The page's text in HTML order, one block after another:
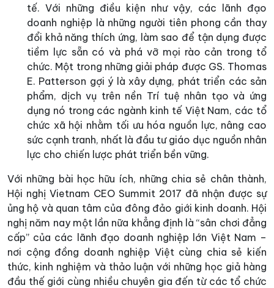
tế. Với những điều kiện như vậy, các lãnh đạo
doanh nghiệp là những người tiên phong cần thay
đổi khả năng thích ứng, làm sao để tận dụng được
tiềm lực sẵn có và phá vỡ mọi rào cản trong tổ
chức. Một trong những giải pháp được GS. Thomas
E. Patterson gợi ý là xây dựng, phát triển các sản
phẩm, dịch vụ trên nền Trí tuệ nhân tạo và ứng
dụng nó trong các ngành kinh tế Việt Nam, các tổ
chức xã hội nhằm tối ưu hóa nguồn lực, nâng cao
sức cạnh tranh, nhất là đầu tư giáo dục nguồn nhân
lực cho chiến lược phát triển bền vững.
Với những bài học hữu ích, những chia sẻ chân thành,
Hội nghị Vietnam CEO Summit 2017 đã nhận được sự
ủng hộ và quan tâm của đông đảo giới kinh doanh. Hội
nghị năm nay một lần nữa khẳng định là “sân chơi đẳng
cấp” của các lãnh đạo doanh nghiệp lớn Việt Nam –
nơi cộng đồng doanh nghiệp Việt cùng chia sẻ kiến
thức, kinh nghiệm và thảo luận với những học giả hàng
đầu thế giới cùng nhiều chuyên gia đến từ các tổ chức